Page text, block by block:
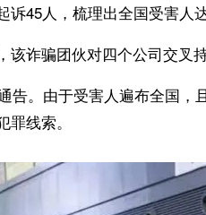
45人，梳理出全国受害人
诈骗团伙对四个公司交叉
告。由于受害人遍布全国
线索。